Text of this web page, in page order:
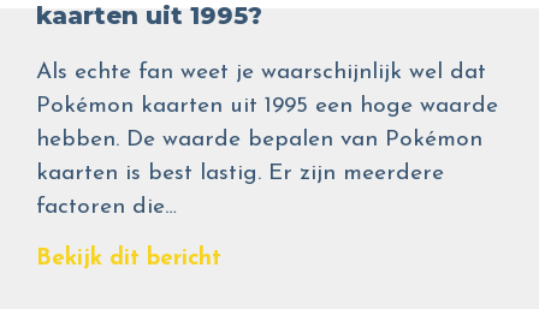
kaarten uit 1995?
Als echte fan weet je waarschijnlijk wel dat
Pokémon kaarten uit 1995 een hoge waarde
hebben. De waarde bepalen van Pokémon
kaarten is best lastig. Er zijn meerdere
factoren die…
Bekijk dit bericht